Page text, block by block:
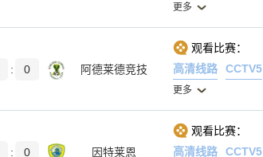
更多
: 0 阿德莱德竞技
观看比赛：
高清线路
CCTV5
更多
: 0 因特莱恩
观看比赛：
高清线路
CCTV5